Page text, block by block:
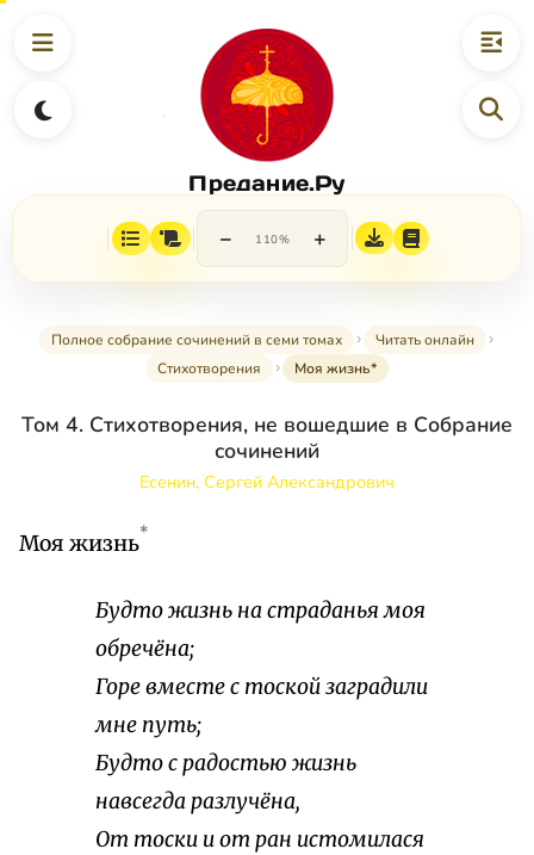
Предание.Ру
− 110% +
Полное собрание сочинений в семи томах
Читать онлайн
Стихотворения
Моя жизнь*
Том 4. Стихотворения, не вошедшие в Собрание
сочинений
Есенин, Сергей Александрович
Моя жизнь*
Будто жизнь на страданья моя
обречёна;
Горе вместе с тоской заградили
мне путь;
Будто с радостью жизнь
навсегда разлучёна,
От тоски и от ран истомилася